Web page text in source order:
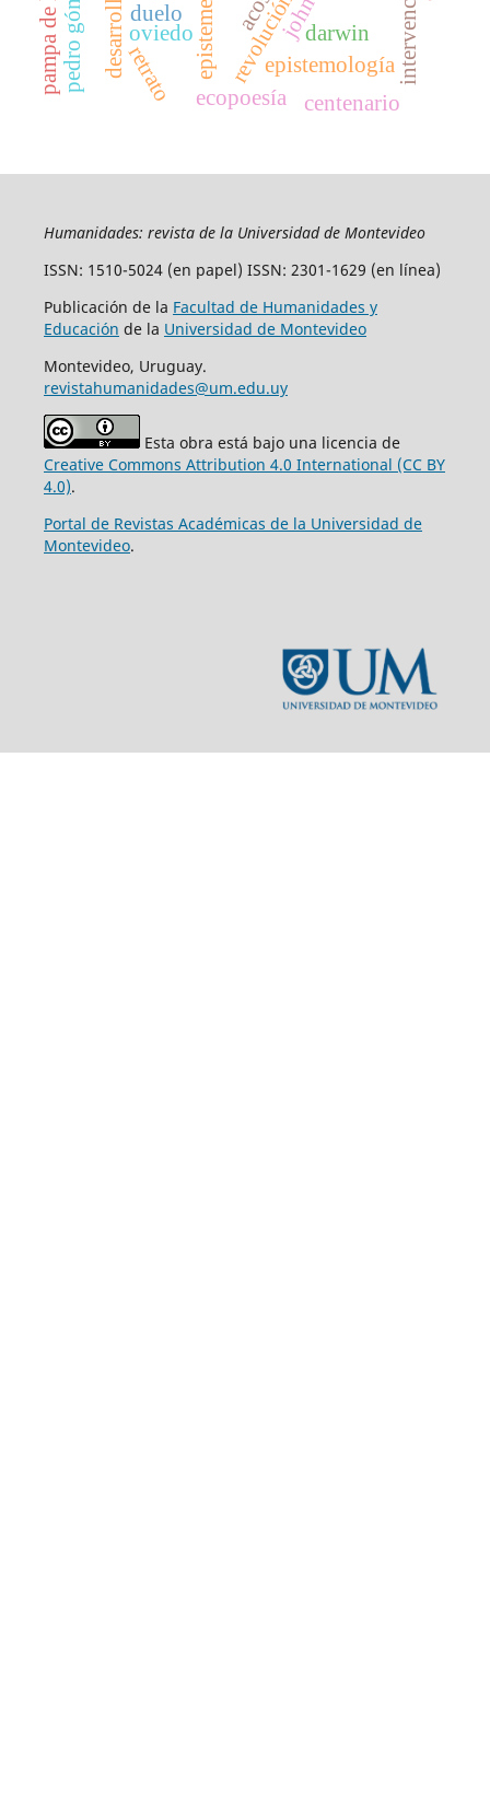
epistemología
episteme darwin
oviedo intervención
ecopoesía
retrato centenario
duelo
Humanidades: revista de la Universidad de Montevideo
ISSN: 1510-5024 (en papel) ISSN: 2301-1629 (en línea)
Publicación de la Facultad de Humanidades y
Educación de la Universidad de Montevideo
Montevideo, Uruguay.
revistahumanidades@um.edu.uy
Esta obra está bajo una licencia de
Creative Commons Attribution 4.0 International (CC BY
4.0).
Portal de Revistas Académicas de la Universidad de
Montevideo.